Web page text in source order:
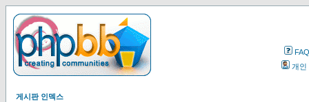
FAQ
개인
게시판 인덱스